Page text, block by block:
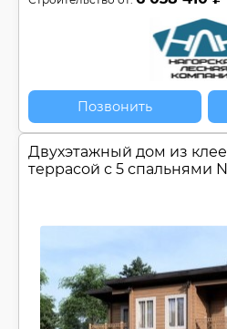
Позвонить
Двухэтажный дом из
террасой с 5 спальнями